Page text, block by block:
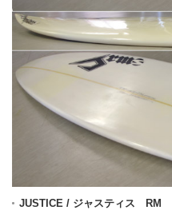
JUSTICE / ジャスティス RM